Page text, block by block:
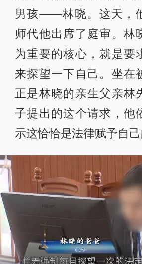
男孩——林晓。这天，
师代他出席了庭审。林
为重要的核心，就是要
来探望一下自己。坐在
正是林晓的亲生父亲林
子提出的这个请求，他
示这恰恰是法律赋予自己